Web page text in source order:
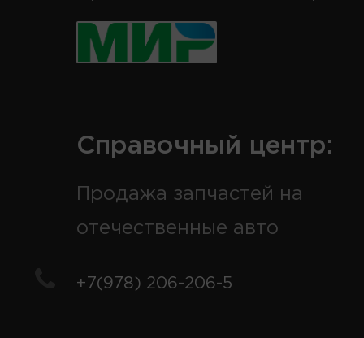
Справочный центр:
Продажа запчастей на
отечественные авто
+7(978) 206-206-5